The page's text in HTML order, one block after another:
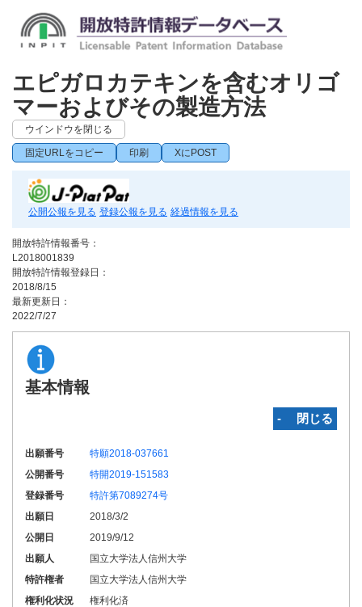
エピガロカテキンを含むオリゴ
マーおよびその製造方法
ウインドウを閉じる
固定URLをコピー 印刷 XにPOST
公開公報を見る 登録公報を見る 経過情報を見る
開放特許情報番号：
L2018001839
開放特許情報登録日：
2018/8/15
最新更新日：
2022/7/27
基本情報
‐ 閉じる
出願番号
特願2018-037661
公開番号
特開2019-151583
登録番号
特許第7089274号
出願日
2018/3/2
公開日
2019/9/12
出願人
国立大学法人信州大学
特許権者
国立大学法人信州大学
権利化状況
権利化済